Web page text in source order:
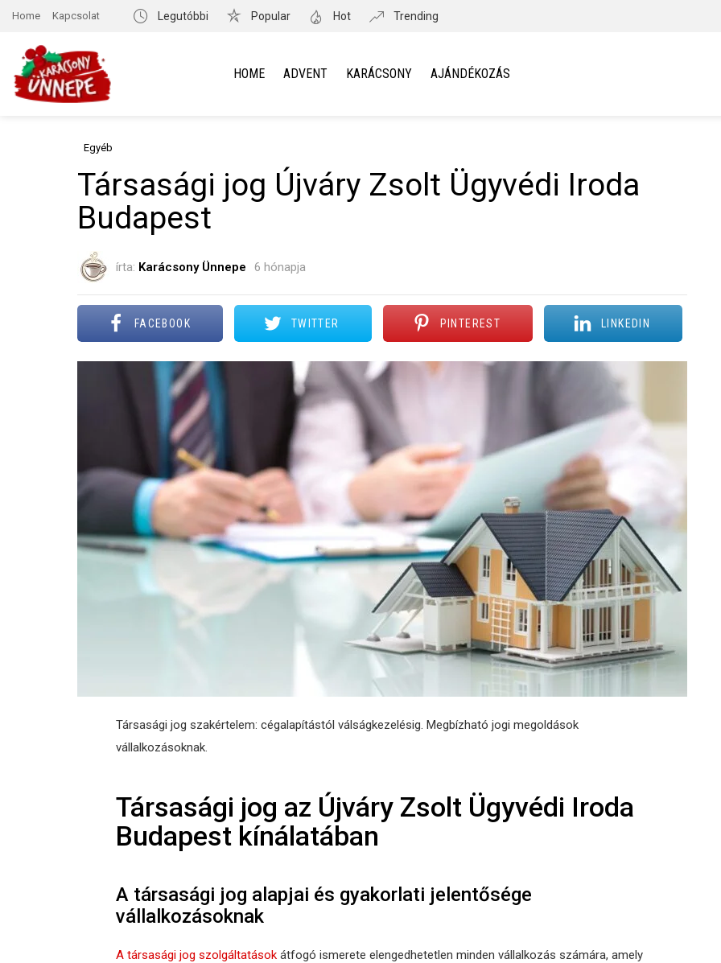
Home Kapcsolat Legutóbbi Popular Hot Trending
HOME ADVENT KARÁCSONY AJÁNDÉKOZÁS
Egyéb
Társasági jog Újváry Zsolt Ügyvédi Iroda
Budapest
írta: Karácsony Ünnepe 6 hónapja
FACEBOOK TWITTER PINTEREST LINKEDIN
Társasági jog szakértelem: cégalapítástól válságkezelésig. Megbízható jogi megoldások
vállalkozásoknak.
Társasági jog az Újváry Zsolt Ügyvédi Iroda
Budapest kínálatában
A társasági jog alapjai és gyakorlati jelentősége
vállalkozásoknak
A társasági jog szolgáltatások átfogó ismerete elengedhetetlen minden vállalkozás számára, amely